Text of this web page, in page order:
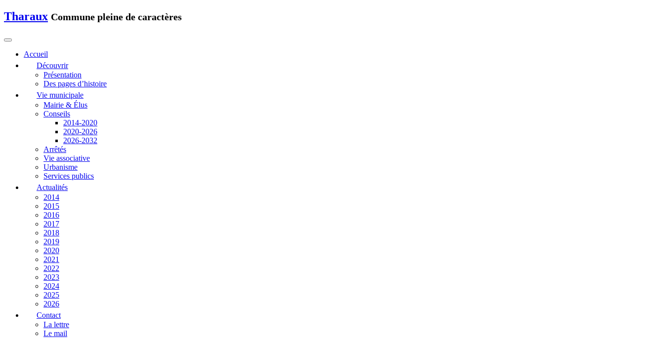
Tharaux Commune pleine de caractères
Accueil
Découvrir
Présentation
Des pages d’histoire
Vie municipale
Mairie & Élus
Conseils
2014-2020
2020-2026
2026-2032
Arrêtés
Vie associative
Urbanisme
Services publics
Actualités
2014
2015
2016
2017
2018
2019
2020
2021
2022
2023
2024
2025
2026
Contact
La lettre
Le mail